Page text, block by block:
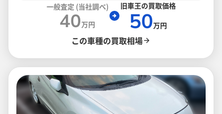
一般査定 (当社調べ)
40万円
旧車王の買取価格
50万円
この車種の買取相場